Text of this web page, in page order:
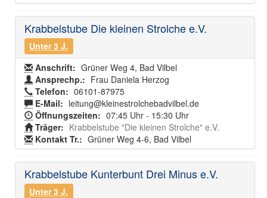
Krabbelstube Die kleinen Strolche e.V.
Unter 3 J.
Anschrift: Grüner Weg 4, Bad Vilbel
Ansprechp.: Frau Daniela Herzog
Telefon: 06101-87975
E-Mail: leitung@kleinestrolchebadvilbel.de
Öffnungszeiten: 07:45 Uhr - 15:30 Uhr
Träger: Krabbelstube "Die kleinen Strolche" e.V.
Kontakt Tr.: Grüner Weg 4-6, Bad Vilbel
Krabbelstube Kunterbunt Drei Minus e.V.
Unter 3 J.